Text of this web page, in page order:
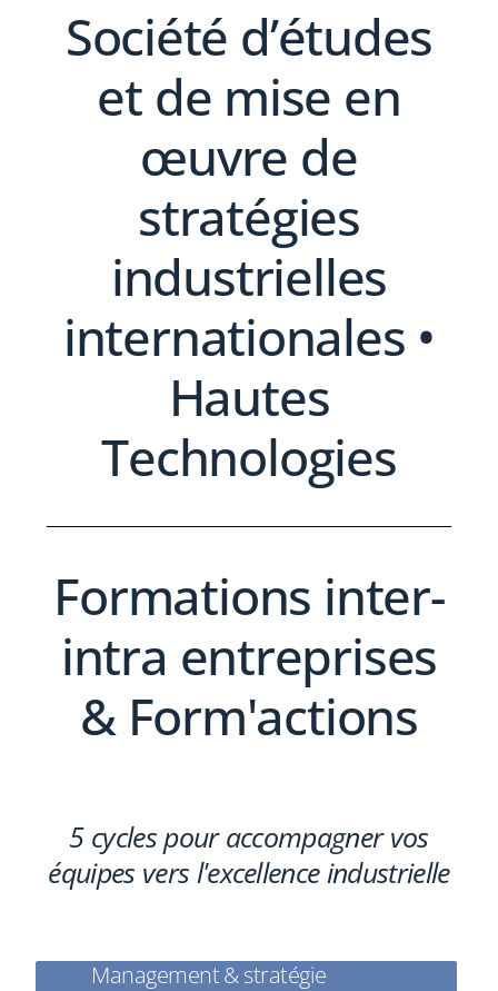
Société d’études
et de mise en
œuvre de
stratégies
industrielles
internationales •
Hautes
Technologies
Formations inter-
intra entreprises
& Form'actions
5 cycles pour accompagner vos
équipes vers l'excellence industrielle
Management & stratégie